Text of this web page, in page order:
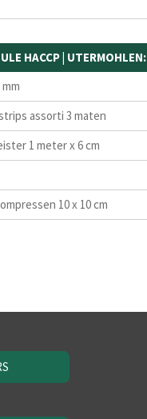
HACCP | UTERMOHLEN:
assorti 3 maten
1 meter x 6 cm
10 x 10 cm